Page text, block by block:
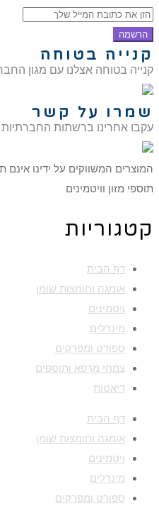
הרשמה
קנייה בטוחה
קנייה בטוחה אצלנו עם מגון
שמרו על קשר
עקבו אחרינו ברשתות החברתיות
המוצרים המשווקים על ידינו
תוספי מזון וויטמינים
קטגוריות
דף הבית
אומגה וחומצות שומן
ויטמינים
מינרלים
ספורט ומפרקים
צמחי מרפא ותוספים
דיאטות
דף הבית
אומגה וחומצות שומן
ויטמינים
מינרלים
ספורט ומפרקים